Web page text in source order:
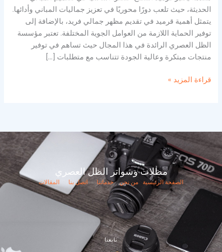
الحديثة، حيث تلعب دورًا محوريًا في تعزيز جماليات المباني وأدائها.
يتمثل أهمية قرميد في تقديم مظهر جمالي فريد، بالإضافة إلى
توفير الحماية اللازمة من العوامل الجوية المختلفة. تعتبر مؤسسة
الظل العصري الرائدة في هذا المجال حيث تساهم في توفير
منتجات مبتكرة وعالية الجودة تتناسب مع متطلبات […]
قراءة المزيد »
تابعنا
مظلات وسواتر الظل العصري
الصفحة الرئيسية من نحن خدماتنا اتصل بنا المقالات